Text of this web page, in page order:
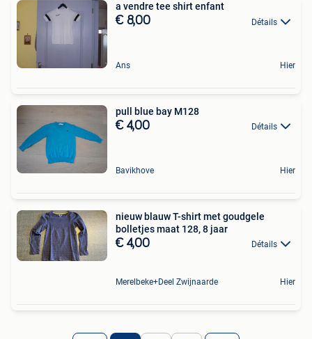
a vendre tee shirt enfant
€ 8,00 Détails
Ans Hier
pull blue bay M128
€ 4,00 Détails
Bavikhove Hier
nieuw blauw T-shirt met goudgele
bolletjes maat 128, 8 jaar
€ 4,00 Détails
Merelbeke+Deel Zwijnaarde Hier